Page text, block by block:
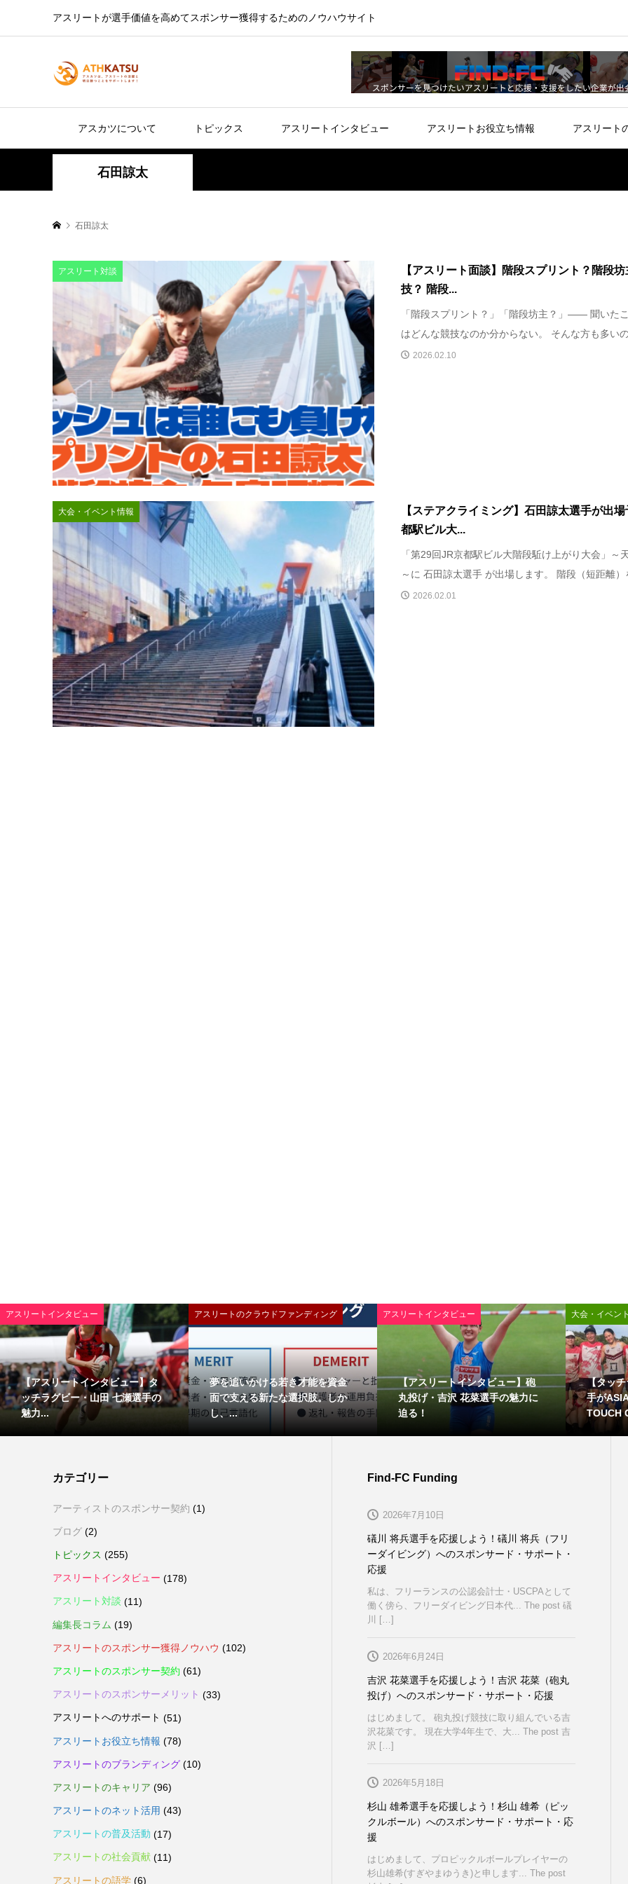
アスリートが選手価値を高めてスポンサー獲得するためのノウハウサイト
アスカツについて トピックス アスリートインタビュー アスリートお役立ち情報 アスリート
石田諒太
石田諒太
アスリート対談
【アスリート面談】階段スプリント？階段
技？ 階段...
「階段スプリント？」「階段坊主？」―― 聞いた
はどんな競技なのか分からない。 そんな方も多い
2026.02.10
大会・イベント情報
【ステアクライミング】石田諒太選手が出
都駅ビル大...
「第29回JR京都駅ビル大階段駈け上がり大会」～
～に 石田諒太選手 が出場します。 階段（短距離
2026.02.01
アスリートインタビュー
【アスリートインタビュー】タ
ッチラグビー・山田 七瀬選手の
魅力...
アスリートのクラウドファンディング
夢を追いかける若き才能を資金
面で支える新たな選択肢。しか
し、...
アスリートインタビュー
【アスリートインタビュー】砲
丸投げ・吉沢 花菜選手の魅力に
迫る！
大会・イベン
【タッ
手が
TOUCH
カテゴリー
アーティストのスポンサー契約 (1)
ブログ(2)
トピックス (255)
アスリートインタビュー (178)
アスリート対談 (11)
編集長コラム (19)
アスリートのスポンサー獲得ノウハウ (102)
アスリートのスポンサー契約 (61)
アスリートのスポンサーメリット (33)
アスリートへのサポート (51)
アスリートお役立ち情報 (78)
アスリートのブランディング(10)
アスリートのキャリア (96)
アスリートのネット活用 (43)
アスリートの普及活動 (17)
アスリートの社会貢献(11)
アスリートの語学(6)
Find-FC Funding
礒川 将兵選手を応援しよう！礒川 将兵（フリ
ーダイビング）へのスポンサード・サポート・
応援
2026年7月10日
私は、フリーランスの公認会計士・USCPAとして
働く傍ら、フリーダイビング日本代... The post 礒
川 […]
吉沢 花菜選手を応援しよう！吉沢 花菜（砲丸
投げ）へのスポンサード・サポート・応援
2026年6月24日
はじめまして。 砲丸投げ競技に取り組んでいる吉
沢花菜です。 現在大学4年生で、大... The post 吉
沢 […]
杉山 雄希選手を応援しよう！杉山 雄希（ピッ
クルボール）へのスポンサード・サポート・応
援
2026年5月18日
はじめまして、プロピックルボールプレイヤーの
杉山雄希(すぎやまゆうき)と申します... The post